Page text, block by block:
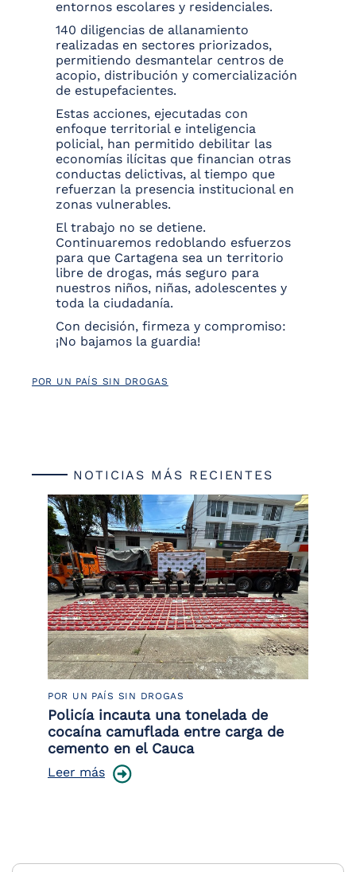
entornos escolares y residenciales.
140 diligencias de allanamiento
realizadas en sectores priorizados,
permitiendo desmantelar centros de
acopio, distribución y comercialización
de estupefacientes.
Estas acciones, ejecutadas con
enfoque territorial e inteligencia
policial, han permitido debilitar las
economías ilícitas que financian otras
conductas delictivas, al tiempo que
refuerzan la presencia institucional en
zonas vulnerables.
El trabajo no se detiene.
Continuaremos redoblando esfuerzos
para que Cartagena sea un territorio
libre de drogas, más seguro para
nuestros niños, niñas, adolescentes y
toda la ciudadanía.
Con decisión, firmeza y compromiso:
¡No bajamos la guardia!
POR UN PAÍS SIN DROGAS
NOTICIAS MÁS RECIENTES
POR UN PAÍS SIN DROGAS
Policía incauta una tonelada de
cocaína camuflada entre carga de
cemento en el Cauca
Leer más